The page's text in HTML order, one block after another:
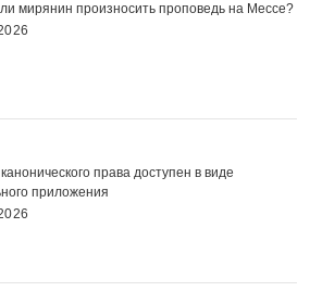
мирянин произносить проповедь на Мессе?
права доступен в виде
приложения